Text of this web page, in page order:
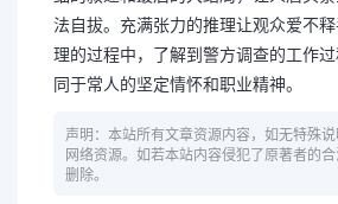
法自拔。充满张力的推理让观众爱不
理的过程中，了解到警方调查的工作
同于常人的坚定情怀和职业精神。
声明：本站所有文章资源内容，如无特殊
网络资源。如若本站内容侵犯了原著者的
删除。